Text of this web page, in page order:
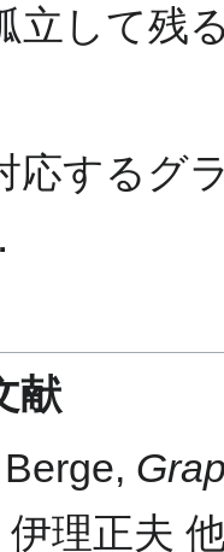
立して残
応するグ
献
伊理正夫